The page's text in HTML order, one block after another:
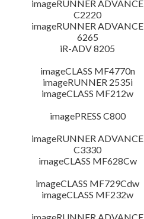
imageRUNNER ADVANCE
C2220
imageRUNNER ADVANCE
6265
iR-ADV 8205
imageCLASS MF4770n
imageRUNNER 2535i
imageCLASS MF212w
imagePRESS C800
imageRUNNER ADVANCE
C3330
imageCLASS MF628Cw
imageCLASS MF729Cdw
imageCLASS MF232w